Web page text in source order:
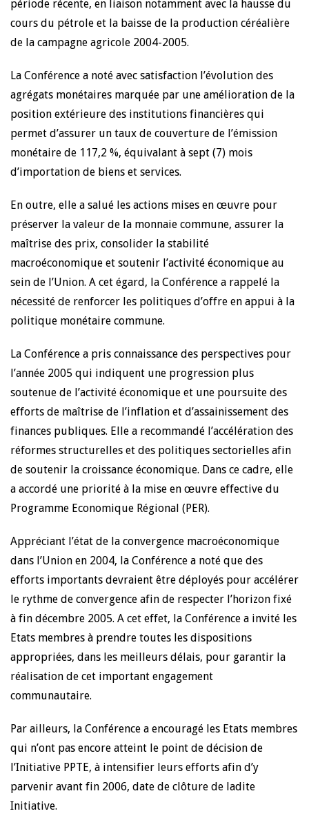
période récente, en liaison notamment avec la hausse du
cours du pétrole et la baisse de la production céréalière
de la campagne agricole 2004-2005.
La Conférence a noté avec satisfaction l’évolution des
agrégats monétaires marquée par une amélioration de la
position extérieure des institutions financières qui
permet d’assurer un taux de couverture de l’émission
monétaire de 117,2 %, équivalant à sept (7) mois
d’importation de biens et services.
En outre, elle a salué les actions mises en œuvre pour
préserver la valeur de la monnaie commune, assurer la
maîtrise des prix, consolider la stabilité
macroéconomique et soutenir l’activité économique au
sein de l’Union. A cet égard, la Conférence a rappelé la
nécessité de renforcer les politiques d’offre en appui à la
politique monétaire commune.
La Conférence a pris connaissance des perspectives pour
l’année 2005 qui indiquent une progression plus
soutenue de l’activité économique et une poursuite des
efforts de maîtrise de l’inflation et d’assainissement des
finances publiques. Elle a recommandé l’accélération des
réformes structurelles et des politiques sectorielles afin
de soutenir la croissance économique. Dans ce cadre, elle
a accordé une priorité à la mise en œuvre effective du
Programme Economique Régional (PER).
Appréciant l’état de la convergence macroéconomique
dans l’Union en 2004, la Conférence a noté que des
efforts importants devraient être déployés pour accélérer
le rythme de convergence afin de respecter l’horizon fixé
à fin décembre 2005. A cet effet, la Conférence a invité les
Etats membres à prendre toutes les dispositions
appropriées, dans les meilleurs délais, pour garantir la
réalisation de cet important engagement
communautaire.
Par ailleurs, la Conférence a encouragé les Etats membres
qui n’ont pas encore atteint le point de décision de
l’Initiative PPTE, à intensifier leurs efforts afin d’y
parvenir avant fin 2006, date de clôture de ladite
Initiative.